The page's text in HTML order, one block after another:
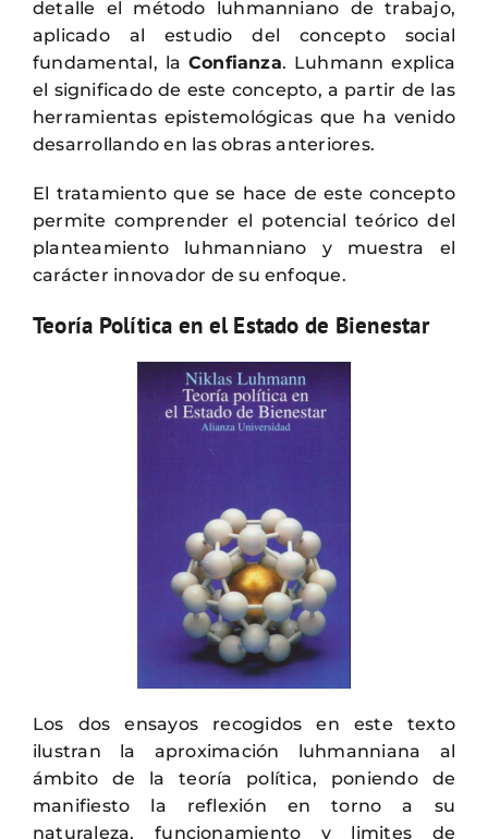
detalle el método luhmanniano de trabajo,
aplicado al estudio del concepto social
fundamental, la Confianza. Luhmann explica
el significado de este concepto, a partir de las
herramientas epistemológicas que ha venido
desarrollando en las obras anteriores.
El tratamiento que se hace de este concepto
permite comprender el potencial teórico del
planteamiento luhmanniano y muestra el
carácter innovador de su enfoque.
Teoría Política en el Estado de Bienestar
Los dos ensayos recogidos en este texto
ilustran la aproximación luhmanniana al
ámbito de la teoría política, poniendo de
manifiesto la reflexión en torno a su
naturaleza, funcionamiento y limites de